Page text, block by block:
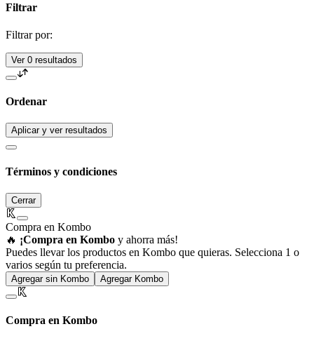
Filtrar
Filtrar por:
Ver 0 resultados
Ordenar
Aplicar y ver resultados
Términos y condiciones
Cerrar
Compra en Kombo
🔥 ¡Compra en Kombo y ahorra más!
Puedes llevar los productos en Kombo que quieras. Selecciona 1 o
varios según tu preferencia.
Agregar sin Kombo Agregar Kombo
Compra en Kombo